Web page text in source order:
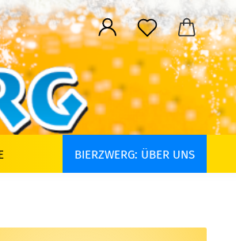
BIERZWERG: ÜBER UNS